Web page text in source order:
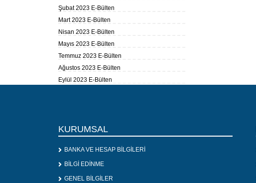
Şubat 2023 E-Bülten
Mart 2023 E-Bülten
Nisan 2023 E-Bülten
Mayıs 2023 E-Bülten
Temmuz 2023 E-Bülten
Ağustos 2023 E-Bülten
Eylül 2023 E-Bülten
KURUMSAL
BANKA VE HESAP BİLGİLERİ
BİLGİ EDİNME
GENEL BİLGİLER